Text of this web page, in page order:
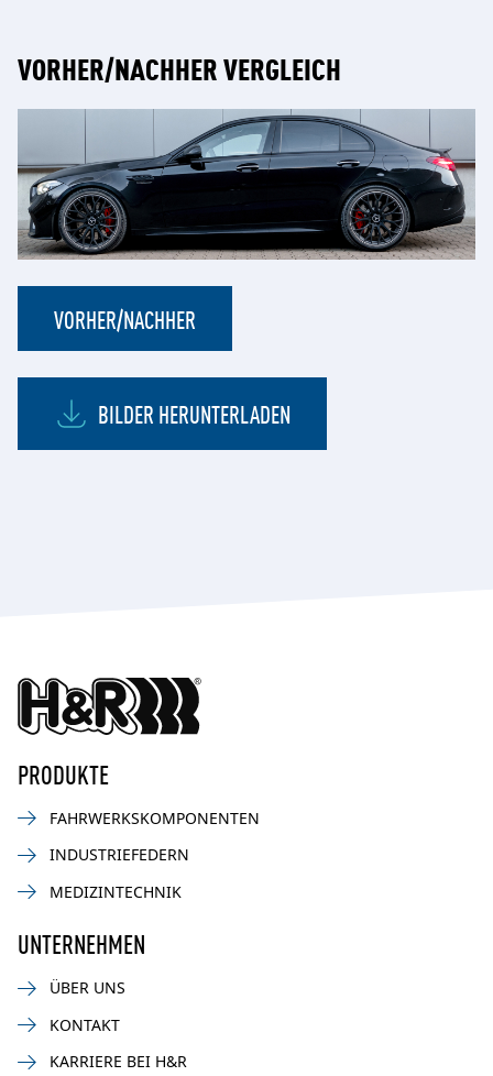
VORHER/NACHHER VERGLEICH
VORHER/NACHHER
BILDER HERUNTERLADEN
PRODUKTE
FAHRWERKSKOMPONENTEN
INDUSTRIEFEDERN
MEDIZINTECHNIK
UNTERNEHMEN
ÜBER UNS
KONTAKT
KARRIERE BEI H&R